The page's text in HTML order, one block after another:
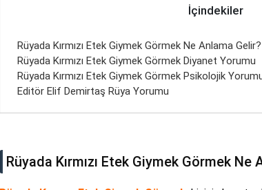
İçindekiler
Rüyada Kırmızı Etek Giymek Görmek Ne Anlama Gelir?
Rüyada Kırmızı Etek Giymek Görmek Diyanet Yorumu
Rüyada Kırmızı Etek Giymek Görmek Psikolojik
Editör Elif Demirtaş Rüya Yorumu
Rüyada Kırmızı Etek Giymek Görmek Ne